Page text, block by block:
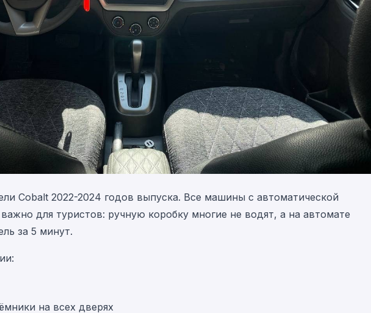
Cobalt 2022-2024 годов выпуска. Все машины с автоматической
для туристов: ручную коробку многие не водят, а на автомате
за 5 минут.
на всех дверях